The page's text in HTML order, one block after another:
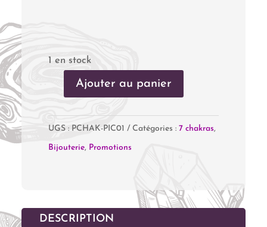
1 en stock
quantité
Pendentif
Epi
Ajouter au panier
UGS : PCHAK-PIC01 Catégories : 7 chakras,
Bijouterie, Promotions
DESCRIPTION